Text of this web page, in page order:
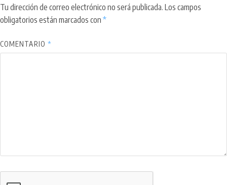
Tu dirección de correo electrónico no será publicada. Los campos
obligatorios están marcados con *
COMENTARIO *